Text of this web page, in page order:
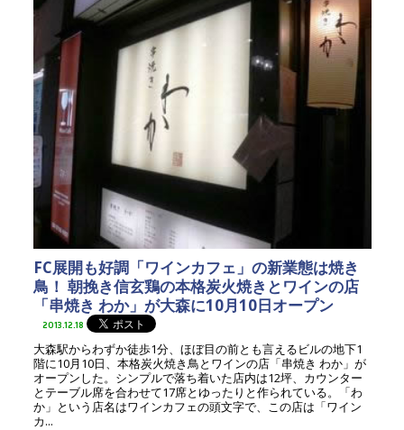
FC展開も好調「ワインカフェ」の新業態は焼き
鳥！ 朝挽き信玄鶏の本格炭火焼きとワインの店
「串焼き わか」が大森に10月10日オープン
2013.12.18
大森駅からわずか徒歩1分、ほぼ目の前とも言えるビルの地下1
階に10月10日、本格炭火焼き鳥とワインの店「串焼き わか」が
オープンした。シンプルで落ち着いた店内は12坪、カウンター
とテーブル席を合わせて17席とゆったりと作られている。「わ
か」という店名はワインカフェの頭文字で、この店は「ワイン
カ...